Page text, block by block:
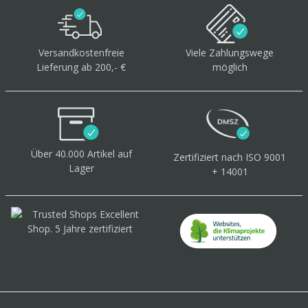
Versandkostenfreie
Lieferung ab 200,- €
Viele Zahlungswege
möglich
Über 40.000 Artikel auf
Lager
Zertifiziert nach ISO 9001
+ 14001